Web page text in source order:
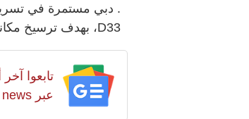
. دبي مستمرة في
D33، بهدف ترسيخ مكانة الإمارة ضمن أهمّ ثلاث مدن اقتصادية في العالم.
تابعوا
عبر Google news